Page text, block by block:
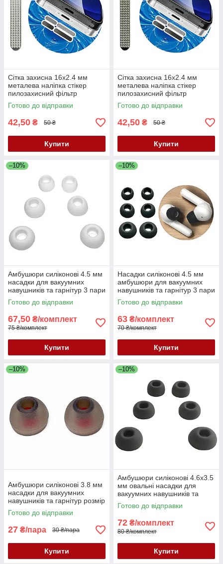
Сітка захисна 16x2.4 мм
металева наліпка стікер
пилозахисний фільтр
динаміка мікрофона для
телефонів планшетів
срібляста
Готово до відправки
42,50 ₴ 50 ₴
Купити
Сітка захисна 16x2.4 мм
металева наліпка стікер
пилозахисний фільтр
динаміка мікрофона для
телефонів планшетів чорна
Готово до відправки
42,50 ₴ 50 ₴
Купити
–10%
Амбушюри силіконові 4.5 мм
насадки для вакуумних
навушників та гарнітур 3 пари
розмір S/M/L білі
Готово до відправки
67,50 ₴/комплект
75 ₴/комплект
Купити
–10%
Насадки силіконові 4.5 мм
амбушюри для вакуумних
навушників та гарнітур 3 пари
розмір S/M/L чорні
Готово до відправки
63 ₴/комплект
70 ₴/комплект
Купити
–10%
Амбушюри силіконові 3.8 мм
насадки для вакуумних
навушників та гарнітур розмір
M сіро-червоні
Готово до відправки
27 ₴/пара 30 ₴/пара
Купити
–10%
Амбушюри силіконові 4.6x3.5
мм овальні насадки для
вакуумних навушників та
гарнітур 3 пари розмір S/M/L
сірі
Готово до відправки
72 ₴/комплект
80 ₴/комплект
Купити